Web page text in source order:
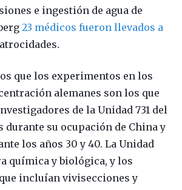
e ingestión de agua de
23 médicos fueron llevados a
que los experimentos en los
alemanes son los que
de la Unidad 731 del
durante su ocupación de China y
los años 30 y 40. La Unidad
química y biológica, y los
incluían vivisecciones y